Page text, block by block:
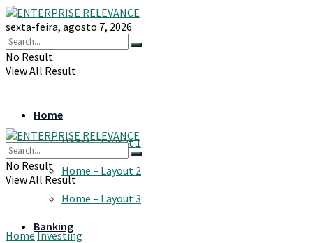
sexta-feira, agosto 7, 2026
No Result
View All Result
Home
Home – Layout 1
Home – Layout 2
Home – Layout 3
Banking
No Result
View All Result
HomeInvesting